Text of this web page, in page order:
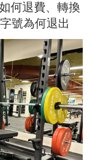
何退費、轉換
號為何退出